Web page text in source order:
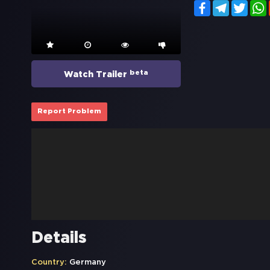
Watch Trailer beta
FacebookTelegram
Report Problem
Details
Country: Germany